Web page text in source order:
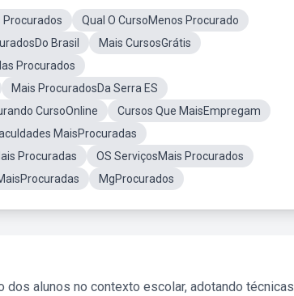
Procurados
Qual O CursoMenos Procurado
Brasil
Mais CursosGrátis
Procurados
Mais ProcuradosDa Serra ES
CursoOnline
Cursos Que MaisEmpregam
MaisProcuradas
Procuradas
OS ServiçosMais Procurados
MgProcurados
alunos no contexto escolar, adotando técnicas